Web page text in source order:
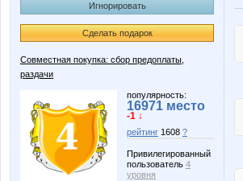
Игнорировать
Сделать подарок
Совместная покупка: сбор предоплаты,
раздачи
популярность:
16971 место
-1 ↓
рейтинг 1608 ?
Привилегированный
пользователь 4
уровня